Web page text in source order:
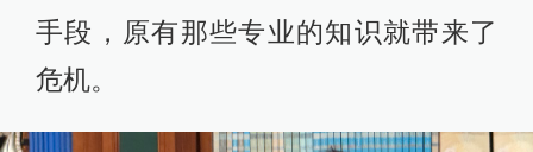
手段，原有那些专业的知识就带来了
危机。